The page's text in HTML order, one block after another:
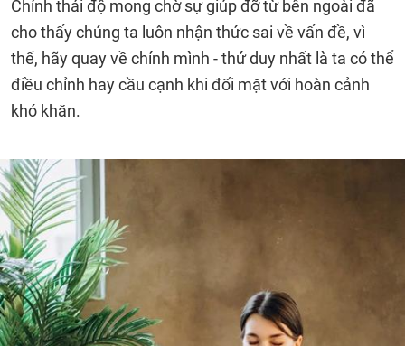
Chính thái độ mong chờ sự giúp đỡ từ bên ngoài đã
cho thấy chúng ta luôn nhận thức sai về vấn đề, vì
thế, hãy quay về chính mình - thứ duy nhất là ta có thể
điều chỉnh hay cầu cạnh khi đối mặt với hoàn cảnh
khó khăn.